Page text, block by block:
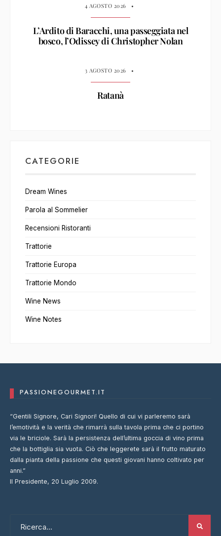
4 AGOSTO 2026 •
L’Ardito di Baracchi, una passeggiata nel
bosco, l’Odissey di Christopher Nolan
3 AGOSTO 2026 •
Ratanà
CATEGORIE
Dream Wines
Parola al Sommelier
Recensioni Ristoranti
Trattorie
Trattorie Europa
Trattorie Mondo
Wine News
Wine Notes
PASSIONEGOURMET.IT
“Gentili Signore, Cari Signori! Quello di cui vi parleremo sarà
l’emotività e la verità che rimarrà sulla tavola prima che ci portino
via le briciole. Sarà la persistenza dell’ultima goccia di vino prima
che la bottiglia sia vuota. Ciò che leggerete sarà il frutto maturato
dalla pianta della passione che questi giovani hanno coltivato per
anni.”
Il Presidente, 20 Luglio 2009.